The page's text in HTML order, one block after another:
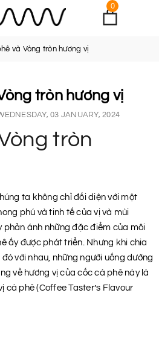
0
và Vòng tròn hương vị
tròn hương vị
03 JANUARY, 2024
tròn
ta không chỉ đối diện với một
phú và tinh tế của vị và mùi
phản ánh những đặc điểm của môi
ấy được phát triển. Nhưng khi chia
với nhau, những người uống dường
về hương vị của cốc cà phê này là
cà phê (Coffee Taster’s Flavour